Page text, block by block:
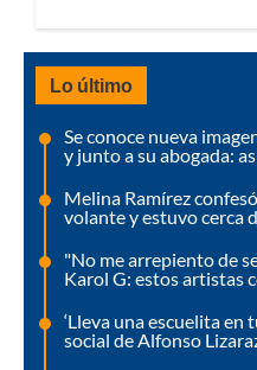
Lo último
Se conoce nueva
y junto a su abogada:
Melina Ramírez
volante y estuvo cerca
"No me arrepiento de
Karol G: estos artistas
‘Lleva una escuelita en
social de Alfonso